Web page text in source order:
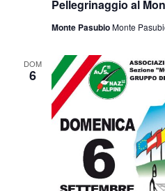
Pellegrinaggio al
Monte PasubioMonte
DOM
6